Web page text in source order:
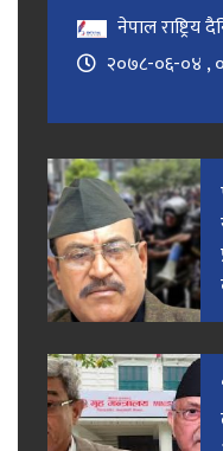
नेपाल राष्ट्रिय
२०७८-०६-०४ ,